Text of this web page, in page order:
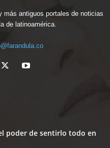
más antiguos portales de noticias
de latinoamérica.
poder de sentirlo todo en